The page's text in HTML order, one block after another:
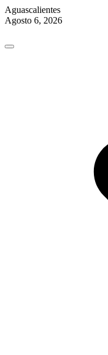
Aguascalientes
Agosto 6, 2026
content